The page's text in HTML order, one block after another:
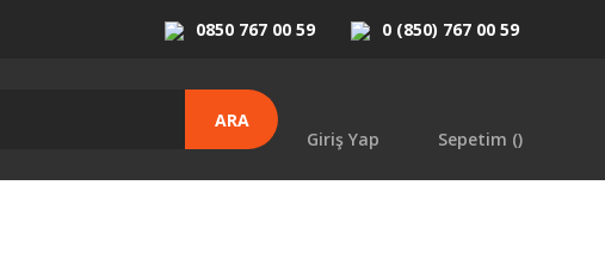
0850 767 00 59 0 (850) 767 00 59
ARA
Giriş Yap
Sepetim ()